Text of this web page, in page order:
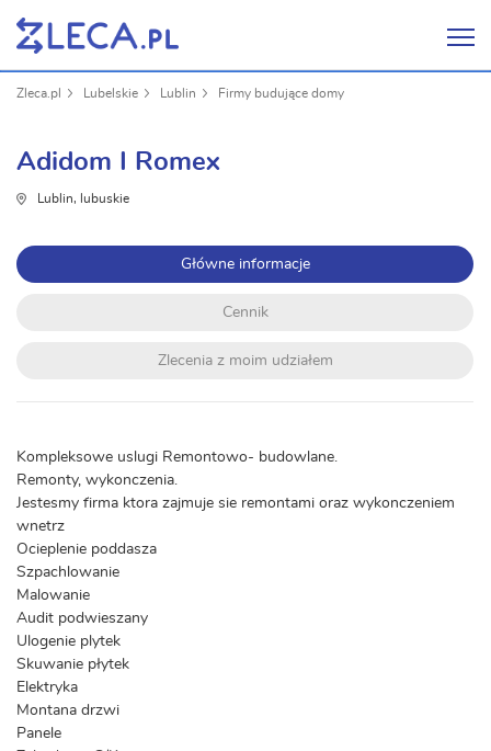
Zleca.pl Lubelskie Lublin Firmy budujące domy
Adidom I Romex
Lublin, lubuskie
Główne informacje
Cennik
Zlecenia z moim udziałem
Kompleksowe uslugi Remontowo- budowlane.
Remonty, wykonczenia.
Jestesmy firma ktora zajmuje sie remontami oraz wykonczeniem
wnetrz
Ocieplenie poddasza
Szpachlowanie
Malowanie
Audit podwieszany
Ulogenie plytek
Skuwanie płytek
Elektryka
Montana drzwi
Panele